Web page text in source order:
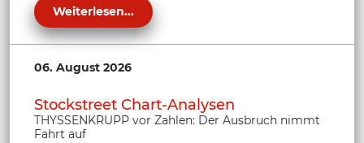
Weiterlesen...
06. August 2026
Stockstreet Chart-Analysen
THYSSENKRUPP vor Zahlen: Der Ausbruch nimmt
Fahrt auf